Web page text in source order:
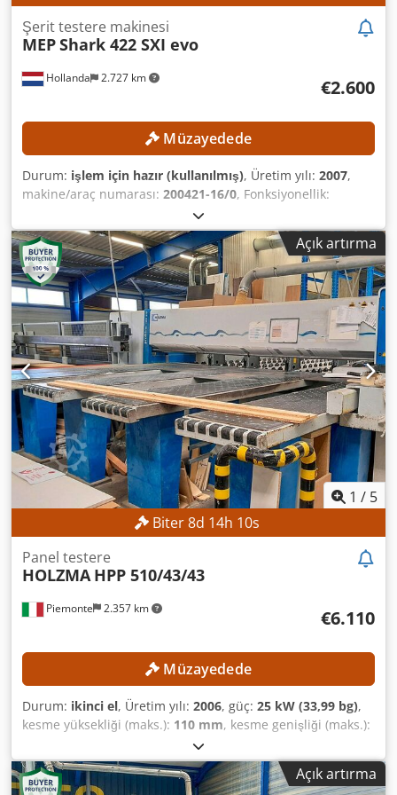
Hollanda 2.727 km
Şerit testere makinesi
MEPShark 422 SXI evo
€2.600
Müzayedede
Durum: işlem için hazır (kullanılmış), Üretim yılı: 2007,
makine/araç numarası: 200421-16/0, Fonksiyonellik:
, toplam ağırlık:
testere bıçağı uzunluğu:4.640 mm, şerit testere genişliği:
34 mm, TEKNİK ÖZELLİKLER Testere tipi: Yarı otomatik Yön:
Yatay Eğim kesimi: Evet Yuvarlak malzeme kesme
kapasitesi: 360 mm Testere bandı uzunluğu: 4.640 mm
Testere bandı genişliği: 34 mm Djdezrmniopfx Afuewa
Testere bandı kalınlığı: 1,1 mm MAKİNE ÖZELLİKLERİ
Kontrol: Öğretim modu İş parçası sabitleme: Hidrolik Güç:
3,5 kW Taşıma ağırlığı: 1.500 kg Taşıma paketleri: 1 adet
EKİPMAN CE işareti
Açık artırma
1 / 5
Biter8d14h8s
Piemonte 2.357 km
Panel testere
HOLZMA HPP 510/43/43
€6.110
Müzayedede
Durum: ikinci el, Üretim yılı: 2006, güç: 25 kW (33,99 bg),
kesme yüksekliği (maks.): 110 mm, kesme genişliği (maks.):
, kesme uzunluğu (maks.):
DETAYLAR Maksimum plaka genişliği: 4.300 mm Maksimum
plaka uzunluğu: 4.300 mm Minimum kesme yüksekliği: 3
Açık artırma